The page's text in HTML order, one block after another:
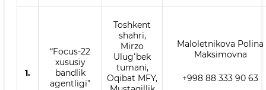
1.
“Focus-22
xususiy
bandlik
agentligi”
Toshkent
shahri,
Mirzo
Ulugʻbek
tumani,
Oqibat MFY,
Maloletnikova Polina
Maksimovna
+998 88 333 90 63